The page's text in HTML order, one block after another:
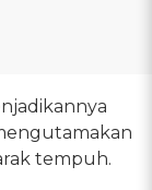
tempuh.